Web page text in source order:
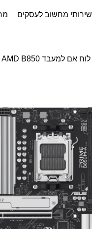
שירותי מחשוב לעסקים
לוח אם למעבד AMD AMD B850